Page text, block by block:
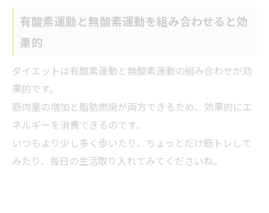
有酸素運動と無酸素運動を組み合わせると効
果的
ダイエットは有酸素運動と無酸素運動の組み合わせが効
果的です。
筋肉量の増加と脂肪燃焼が両方できるため、効果的にエ
ネルギーを消費できるのです。
いつもより少し多く歩いたり、ちょっとだけ筋トレして
みたり、毎日の生活取り入れてみてくださいね。